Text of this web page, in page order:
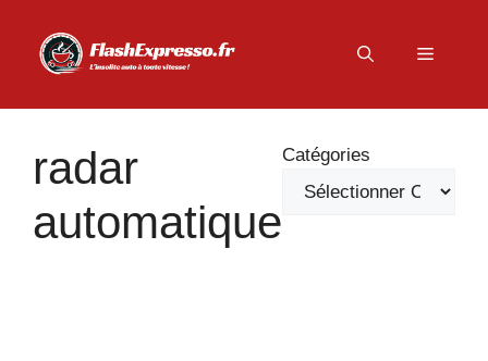
contenu
Menu
radar
automatique
Catégories